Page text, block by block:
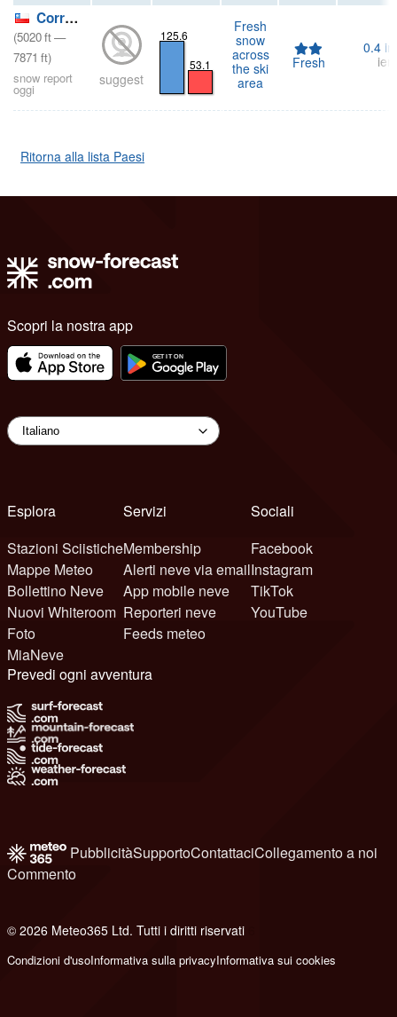
Corralco
(5020ft—
7871 ft)
snow report
oggi
suggest
125.6
53.1
Fresh
snow
across
the ski
area
Fresh
0.4 in
ieri
Ritorna alla lista Paesi
Scopri la nostra app
Esplora
Stazioni Sciistiche
Mappe Meteo
Bollettino Neve
Nuovi Whiteroom
Foto
MiaNeve
Servizi
Membership
Alerti neve via email
App mobile neve
Reporteri neve
Feeds meteo
Sociali
Facebook
Instagram
TikTok
YouTube
Prevedi ogni avventura
PubblicitàSupportoContattaciCollegamento a noi
Commento
© 2026 Meteo365 Ltd. Tutti i diritti riservati
Condizioni d'usoInformativa sulla privacyInformativa sui cookies